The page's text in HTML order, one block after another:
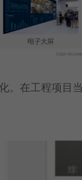
。在工程项目当